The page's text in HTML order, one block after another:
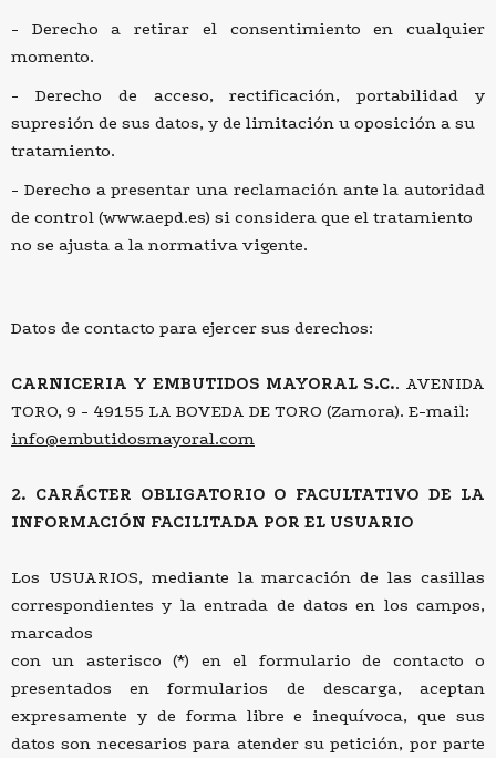
Derecho a retirar el consentimiento en cualquier
momento.
Derecho de acceso, rectificación, portabilidad y
supresión de sus datos, y de limitación u oposición a su
tratamiento.
Derecho a presentar una reclamación ante la autoridad
de control (www.aepd.es) si considera que el tratamiento
no se ajusta a la normativa vigente.
Datos de contacto para ejercer sus derechos:
CARNICERIA Y EMBUTIDOS MAYORAL S.C.. AVENIDA
TORO, 9 - 49155 LA BOVEDA DE TORO (Zamora). E-mail:
info@embutidosmayoral.com
2. CARÁCTER OBLIGATORIO O FACULTATIVO DE LA
INFORMACIÓN FACILITADA POR EL USUARIO
Los USUARIOS, mediante la marcación de las casillas
correspondientes y la entrada de datos en los campos,
marcados
con un asterisco (*) en el formulario de contacto o
presentados en formularios de descarga, aceptan
expresamente y de forma libre e inequívoca, que sus
datos son necesarios para atender su petición, por parte